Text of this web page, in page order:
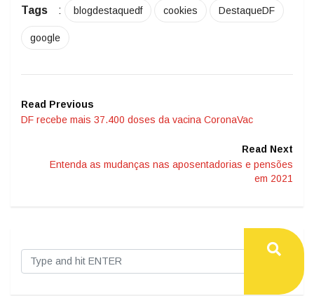
Tags : blogdestaquedf cookies DestaqueDF
google
Read Previous
DF recebe mais 37.400 doses da vacina CoronaVac
Read Next
Entenda as mudanças nas aposentadorias e pensões
em 2021